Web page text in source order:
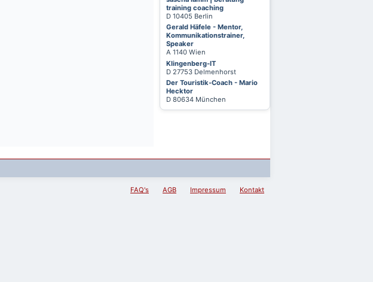
training coaching
D 10405 Berlin
Gerald Häfele - Mentor,
Kommunikationstrainer,
Speaker
A 1140 Wien
Klingenberg-IT
D 27753 Delmenhorst
Der Touristik-Coach - Mario
Hecktor
D 80634 München
FAQ's AGB Impressum Kontakt